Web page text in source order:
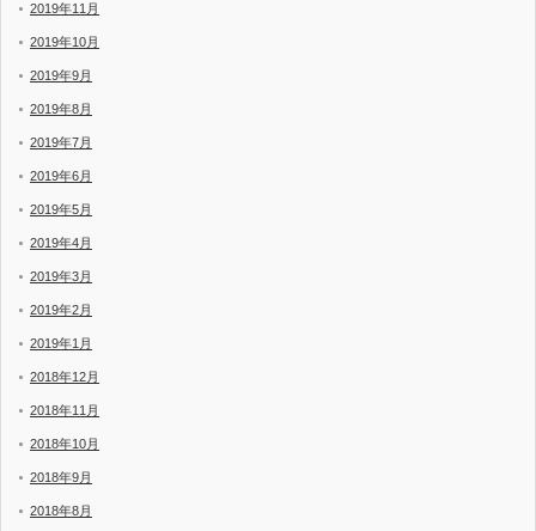
2019年11月
2019年10月
2019年9月
2019年8月
2019年7月
2019年6月
2019年5月
2019年4月
2019年3月
2019年2月
2019年1月
2018年12月
2018年11月
2018年10月
2018年9月
2018年8月